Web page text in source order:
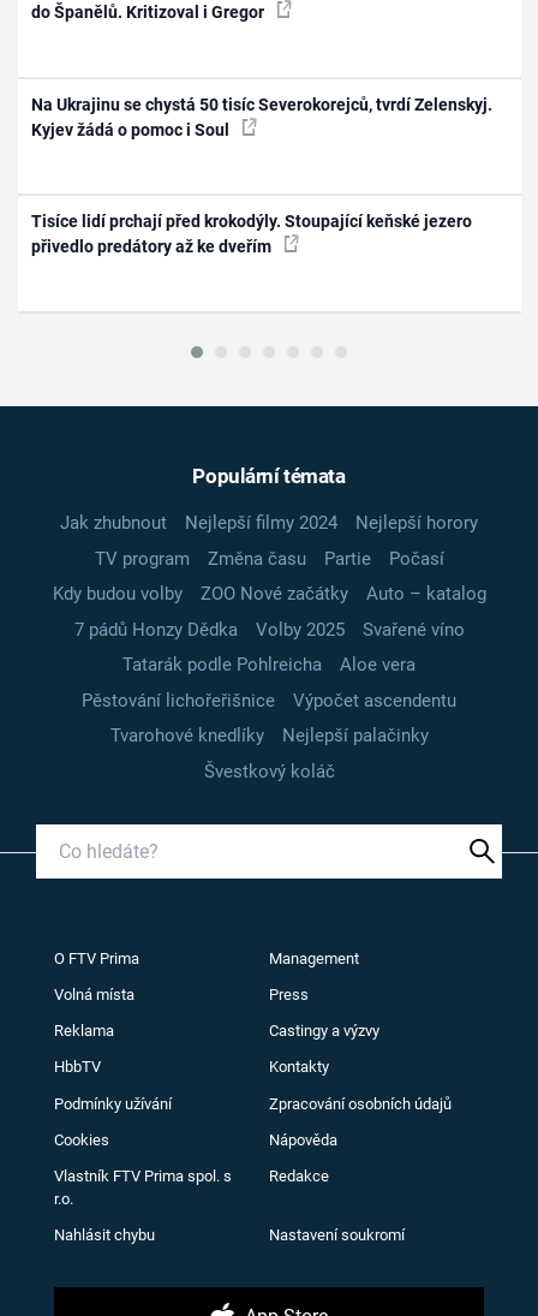
do Španělů. Kritizoval i Gregor
Na Ukrajinu se chystá 50 tisíc Severokorejců, tvrdí Zelenskyj.
Kyjev žádá o pomoc i Soul
Tisíce lidí prchají před krokodýly. Stoupající keňské jezero
přivedlo predátory až ke dveřím
Populární témata
Jak zhubnout Nejlepší filmy 2024
Nejlepší horory
TV program
Změna času Partie
Počasí
Kdy budou volby
ZOO Nové začátky
Auto – katalog
7 pádů Honzy Dědka
Volby 2025
Svařené víno
Tatarák podle Pohlreicha
Aloe vera
Pěstování lichořeřišnice
Výpočet ascendentu
Tvarohové knedlíky
Nejlepší palačinky
Švestkový koláč
O FTV Prima Management
Volná místa Press
Reklama Castingy a výzvy
HbbTV Kontakty
Podmínky užívání Zpracování osobních údajů
Cookies Nápověda
Vlastník FTV Prima spol. s
r.o.
Redakce
Nahlásit chybu Nastavení soukromí